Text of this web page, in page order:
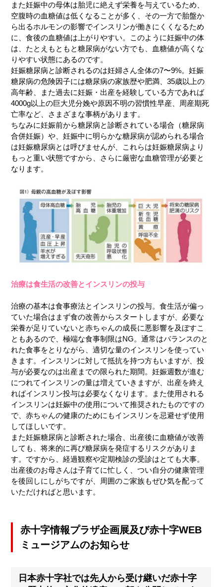
また妊娠中の母体は胎児に絶えず栄養を与えているため、
空腹時の血糖値は低くなることが多く、その一方で胎盤か
ら出るホルモンの影響でインスリンが働きにくくなるため
に、食後の血糖値は上がりやすい。このように妊娠中の体
は、たとえもともと糖尿病がない方でも、血糖値が高くな
りやすい状態にあるのです。
妊娠糖尿病と診断されるのは妊婦さん全体の7〜9%。妊娠
糖尿病の危険因子には糖尿病の家族歴や肥満、35歳以上の
高年齢、また過去に妊娠・出産を経験している方であれば
4000g以上の巨大児分娩や原因不明の習慣性早産、周産期死
亡率など、さまざまな事柄があります。
ちなみに妊娠前から糖尿病と診断されている場合（糖尿病
合併妊娠）や、妊娠中に明らかな糖尿病が認められる場合
は妊娠糖尿病とは呼びませんが、これらは妊娠糖尿病より
もっと重い状態ですから、さらに厳密な血糖管理が必要と
なります。
治療は食生活の改善とインスリンの投与
治療の基本は食事療法とインスリンの投与。食生活が偏っ
ていた場合はまず食の改善からスタートしますが、必要な
栄養が足りていないと赤ちゃんの成長に悪影響を及ぼすこ
ともあるので、極端な食事制限はNG。通常はバランスのと
れた食事をとりながら、適切な量のインスリンを使ってい
きます。インスリンに対して抵抗を持つ方もいますが、投
与が必要なのは出産までの限られた期間。妊娠週数が進む
につれてインスリンの量は増えていきますが、出産を終え
ればインスリン投与は必要なくなります。また使用される
インスリンは妊娠中の使用について推奨されたものですの
で、赤ちゃんの健康のためにもインスリンを忌避せず使用
してほしいです。
また妊娠糖尿病と診断された場合、出産後に血糖値が改善
しても、将来的に再び糖尿病を発症するリスクがありま
す。ですから、経過観察や定期検診の受診はとても大事。
出産後のお母さんは子育てに忙しく、つい自分の健康管理
を後回しにしがちですが、周囲のご家族もぜひ気を配って
いただければと思います。
赤十字情報プラザ企画展及び赤十字WEB
ミュージアムのお知らせ
日本赤十字社では先人から受け継いだ赤十字